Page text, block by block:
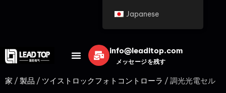
info@leaditop.com
メッセージを残す
家 / 製品 / ツイストロックフォトコントローラ / 調光光電セル
Japanese